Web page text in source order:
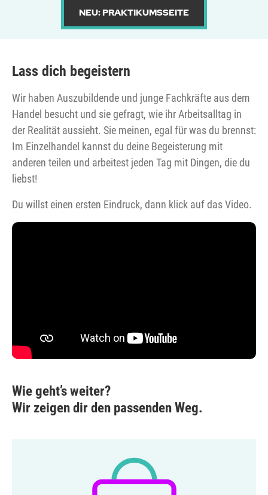
NEU: PRAKTIKUMSSEITE
Lass dich begeistern
Wir haben Auszubildende und junge Fachkräfte aus dem
Handel besucht und sie gefragt, wie ihr Arbeitsalltag in
der Realität aussieht. Sie meinen, egal für was du brennst:
Im Einzelhandel kannst du deine Begeisterung mit
anderen teilen und arbeitest jeden Tag mit Dingen, die du
liebst!
Du willst einen ersten Eindruck, dann klick auf das Video.
Wie geht’s weiter?
Wir zeigen dir den passenden Weg.